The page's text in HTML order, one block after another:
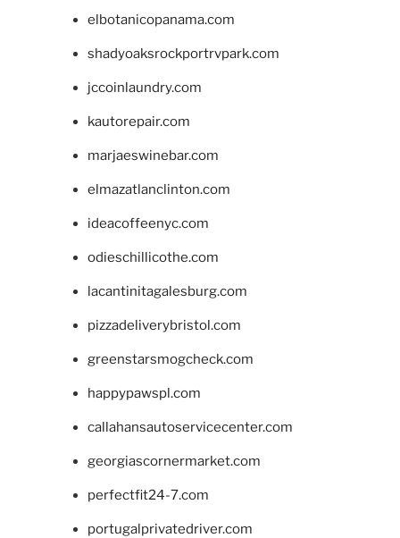
elbotanicopanama.com
shadyoaksrockportrvpark.com
jccoinlaundry.com
kautorepair.com
marjaeswinebar.com
elmazatlanclinton.com
ideacoffeenyc.com
odieschillicothe.com
lacantinitagalesburg.com
pizzadeliverybristol.com
greenstarsmogcheck.com
happypawspl.com
callahansautoservicecenter.com
georgiascornermarket.com
perfectfit24-7.com
portugalprivatedriver.com